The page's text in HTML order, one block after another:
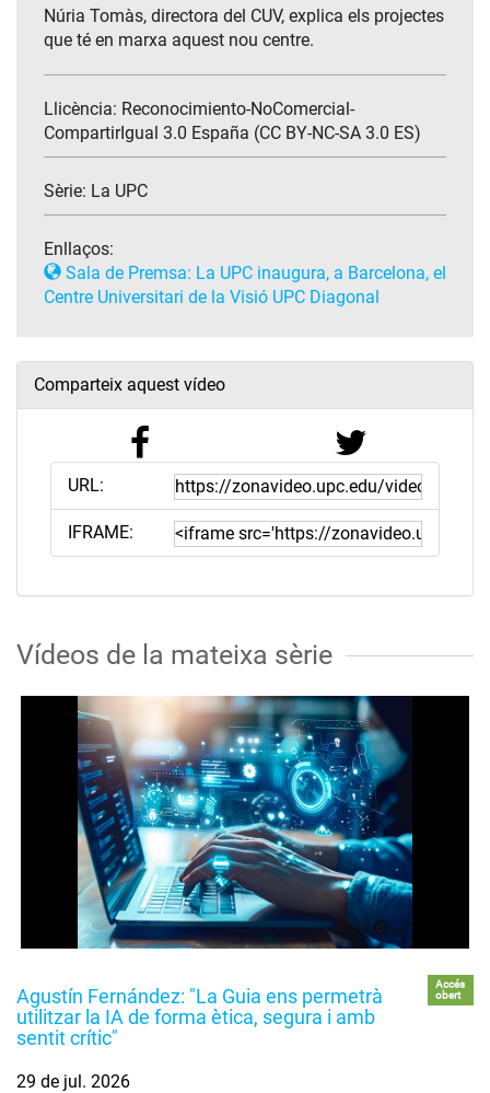
Núria Tomàs, directora del CUV, explica els projectes
que té en marxa aquest nou centre.
Llicència: Reconocimiento-NoComercial-
CompartirIgual 3.0 España (CC BY-NC-SA 3.0 ES)
Sèrie: La UPC
Enllaços:
Sala de Premsa: La UPC inaugura, a Barcelona, el
Centre Universitari de la Visió UPC Diagonal
Comparteix aquest vídeo
URL:
IFRAME:
Vídeos de la mateixa sèrie
Agustín Fernández: "La Guia ens permetrà
utilitzar la IA de forma ètica, segura i amb
sentit crític"
Accés
obert
29 de jul. 2026